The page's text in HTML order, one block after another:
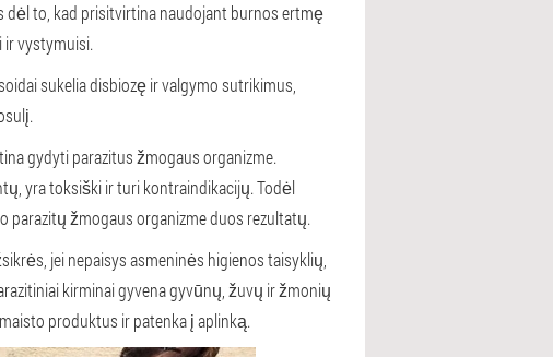
dėl to, kad prisitvirtina naudojant burnos ertmę
ir vystymuisi.
sukelia disbiozę ir valgymo sutrikimus,
gydyti parazitus žmogaus organizme.
yra toksiški ir turi kontraindikacijų. Todėl
parazitų žmogaus organizme duos rezultatų.
jei nepaisys asmeninės higienos taisyklių,
kirminai gyvena gyvūnų, žuvų ir žmonių
produktus ir patenka į aplinką.